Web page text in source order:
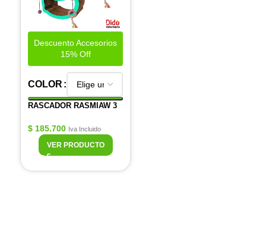
Descuento Accesorios
15% Off
COLOR
RASCADOR RASMIAW 3
$ 185.700 Iva Incluido
VER PRODUCTO